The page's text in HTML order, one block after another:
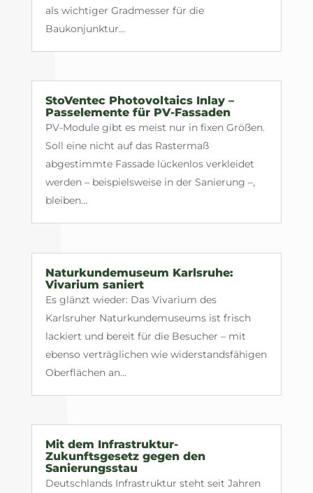
als wichtiger Gradmesser für die
Baukonjunktur...
StoVentec Photovoltaics Inlay –
Passelemente für PV-Fassaden
PV-Module gibt es meist nur in fixen Größen.
Soll eine nicht auf das Rastermaß
abgestimmte Fassade lückenlos verkleidet
werden – beispielsweise in der Sanierung –,
bleiben...
Naturkundemuseum Karlsruhe:
Vivarium saniert
Es glänzt wieder: Das Vivarium des
Karlsruher Naturkundemuseums ist frisch
lackiert und bereit für die Besucher – mit
ebenso verträglichen wie widerstandsfähigen
Oberflächen an...
Mit dem Infrastruktur-
Zukunftsgesetz gegen den
Sanierungsstau
Deutschlands Infrastruktur steht seit Jahren